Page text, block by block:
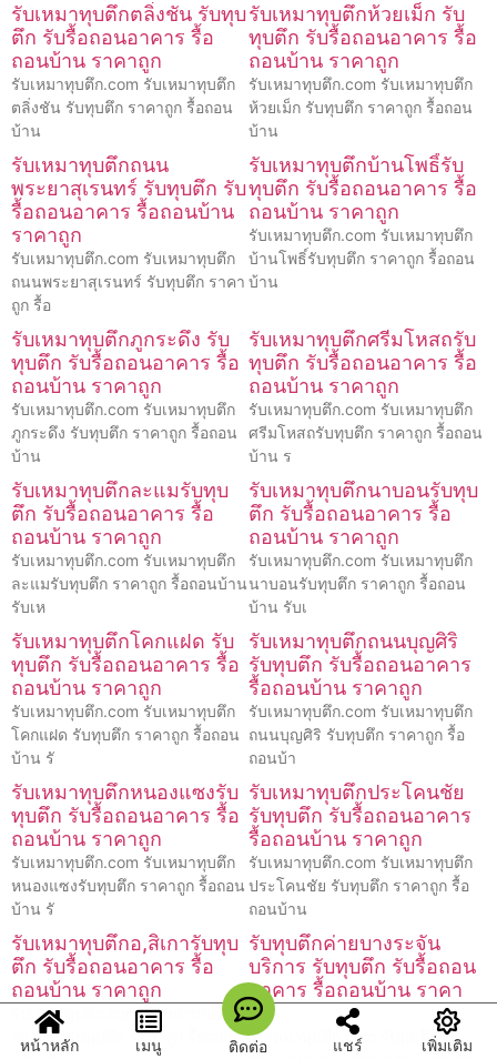
รับเหมาทุบตึกตลิ่งชัน รับทุบ
ตึก รับรื้อถอนอาคาร รื้อ
ถอนบ้าน ราคาถูก
รับเหมาทุบตึก.com รับเหมาทุบตึก
ตลิ่งชัน รับทุบตึก ราคาถูก รื้อถอน
บ้าน
รับเหมาทุบตึกห้วยเม็ก รับ
ทุบตึก รับรื้อถอนอาคาร รื้อ
ถอนบ้าน ราคาถูก
รับเหมาทุบตึก.com รับเหมาทุบตึก
ห้วยเม็ก รับทุบตึก ราคาถูก รื้อถอน
บ้าน
รับเหมาทุบตึกถนน
พระยาสุเรนทร์ รับทุบตึก รับ
รื้อถอนอาคาร รื้อถอนบ้าน
ราคาถูก
รับเหมาทุบตึก.com รับเหมาทุบตึก
ถนนพระยาสุเรนทร์ รับทุบตึก ราคา
ถูก รื้อ
รับเหมาทุบตึกบ้านโพธิ์รับ
ทุบตึก รับรื้อถอนอาคาร รื้อ
ถอนบ้าน ราคาถูก
รับเหมาทุบตึก.com รับเหมาทุบตึก
บ้านโพธิ์รับทุบตึก ราคาถูก รื้อถอน
บ้าน
รับเหมาทุบตึกภูกระดึง รับ
ทุบตึก รับรื้อถอนอาคาร รื้อ
ถอนบ้าน ราคาถูก
รับเหมาทุบตึก.com รับเหมาทุบตึก
ภูกระดึง รับทุบตึก ราคาถูก รื้อถอน
บ้าน
รับเหมาทุบตึกศรีมโหสถรับ
ทุบตึก รับรื้อถอนอาคาร รื้อ
ถอนบ้าน ราคาถูก
รับเหมาทุบตึก.com รับเหมาทุบตึก
ศรีมโหสถรับทุบตึก ราคาถูก รื้อถอน
บ้าน ร
รับเหมาทุบตึกละแมรับทุบ
ตึก รับรื้อถอนอาคาร รื้อ
ถอนบ้าน ราคาถูก
รับเหมาทุบตึก.com รับเหมาทุบตึก
ละแมรับทุบตึก ราคาถูก รื้อถอนบ้าน
รับเห
รับเหมาทุบตึกนาบอนรับทุบ
ตึก รับรื้อถอนอาคาร รื้อ
ถอนบ้าน ราคาถูก
รับเหมาทุบตึก.com รับเหมาทุบตึก
นาบอนรับทุบตึก ราคาถูก รื้อถอน
บ้าน รับเ
รับเหมาทุบตึกโคกแฝด รับ
ทุบตึก รับรื้อถอนอาคาร รื้อ
ถอนบ้าน ราคาถูก
รับเหมาทุบตึก.com รับเหมาทุบตึก
โคกแฝด รับทุบตึก ราคาถูก รื้อถอน
บ้าน รั
รับเหมาทุบตึกถนนบุญศิริ
รับทุบตึก รับรื้อถอนอาคาร
รื้อถอนบ้าน ราคาถูก
รับเหมาทุบตึก.com รับเหมาทุบตึก
ถนนบุญศิริ รับทุบตึก ราคาถูก รื้อ
ถอนบ้า
รับเหมาทุบตึกหนองแซงรับ
ทุบตึก รับรื้อถอนอาคาร รื้อ
ถอนบ้าน ราคาถูก
รับเหมาทุบตึก.com รับเหมาทุบตึก
หนองแซงรับทุบตึก ราคาถูก รื้อถอน
บ้าน รั
รับเหมาทุบตึกประโคนชัย
รับทุบตึก รับรื้อถอนอาคาร
รื้อถอนบ้าน ราคาถูก
รับเหมาทุบตึก.com รับเหมาทุบตึก
ประโคนชัย รับทุบตึก ราคาถูก รื้อ
ถอนบ้าน
รับเหมาทุบตึกอ,สิเการับทุบ
ตึก รับรื้อถอนอาคาร รื้อ
ถอนบ้าน ราคาถูก
รับเหมาทุบตึก.com รับเหมาทุบตึ
กอ,สิเการับทุบตึก ราคาถูก รื้อถอน
รับทุบตึกค่ายบางระจัน
บริการ รับทุบตึก รับรื้อถอน
อาคาร รื้อถอนบ้าน ราคา
ถูก
รับเหมาทุบตึก.com รับทุบตึก
หน้าหลัก เมนู ติดต่อ แชร์ เพิ่มเติม